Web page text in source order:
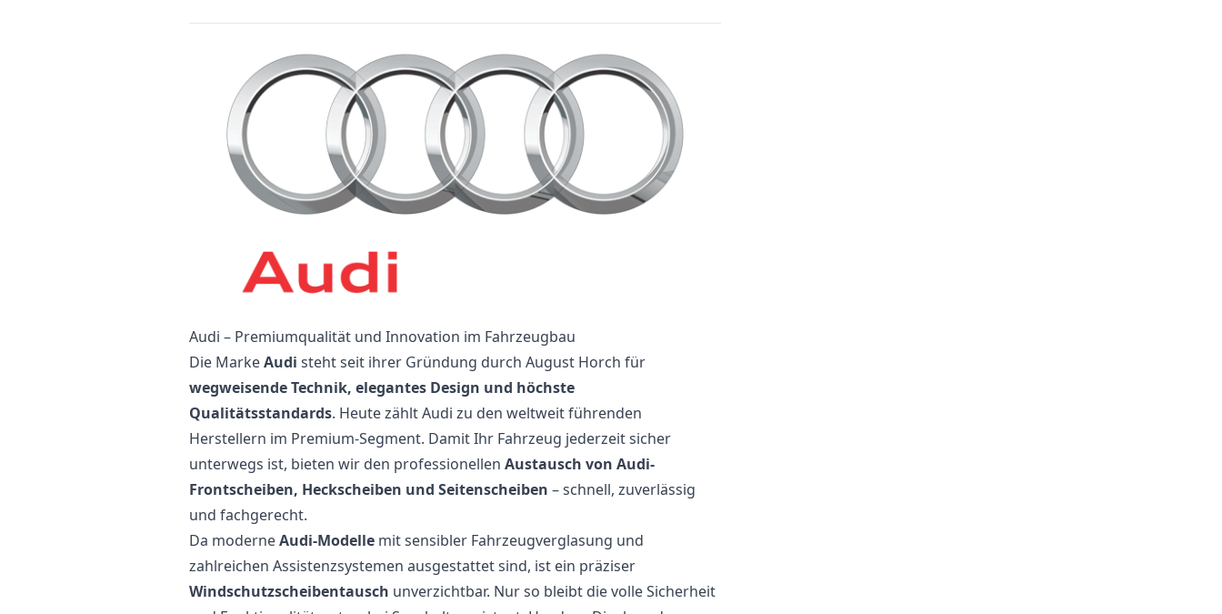
Audi – Premiumqualität und Innovation im Fahrzeugbau
Die MarkeAudi steht seit ihrer Gründung durch August Horch für
wegweisende Technik, elegantes Design und höchste
Qualitätsstandards. Heute zählt Audi zu den weltweit führenden
Herstellern im Premium-Segment. Damit Ihr Fahrzeug jederzeit sicher
unterwegs ist, bieten wir den professionellen Austausch von Audi-
Frontscheiben, Heckscheiben und Seitenscheiben – schnell, zuverlässig
und fachgerecht.
Da moderneAudi-Modelle mit sensibler Fahrzeugverglasung und
zahlreichen Assistenzsystemen ausgestattet sind, ist ein präziser
Windschutzscheibentausch unverzichtbar. Nur so bleibt die volle Sicherheit